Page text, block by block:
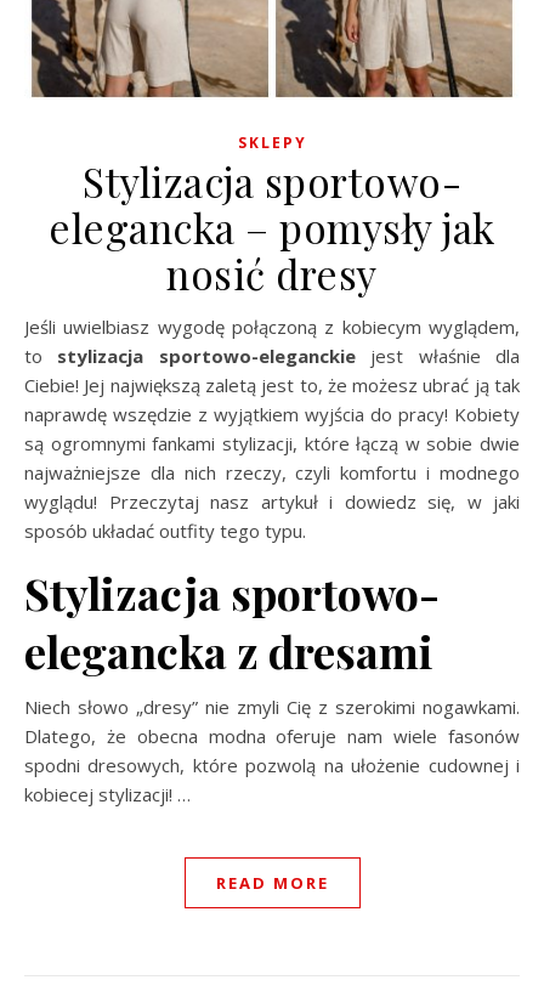
SKLEPY
Stylizacja sportowo-
elegancka – pomysły jak
nosić dresy
Jeśli uwielbiasz wygodę połączoną z kobiecym wyglądem,
to stylizacja sportowo-eleganckiejest właśnie dla
Ciebie! Jej największą zaletą jest to, że możesz ubrać ją tak
naprawdę wszędzie z wyjątkiem wyjścia do pracy! Kobiety
są ogromnymi fankami stylizacji, które łączą w sobie dwie
najważniejsze dla nich rzeczy, czyli komfortu i modnego
wyglądu! Przeczytaj nasz artykuł i dowiedz się, w jaki
sposób układać outfity tego typu.
Stylizacja sportowo-
elegancka z dresami
Niech słowo „dresy” nie zmyli Cię z szerokimi nogawkami.
Dlatego, że obecna modna oferuje nam wiele fasonów
spodni dresowych, które pozwolą na ułożenie cudownej i
kobiecej stylizacji! …
READ MORE